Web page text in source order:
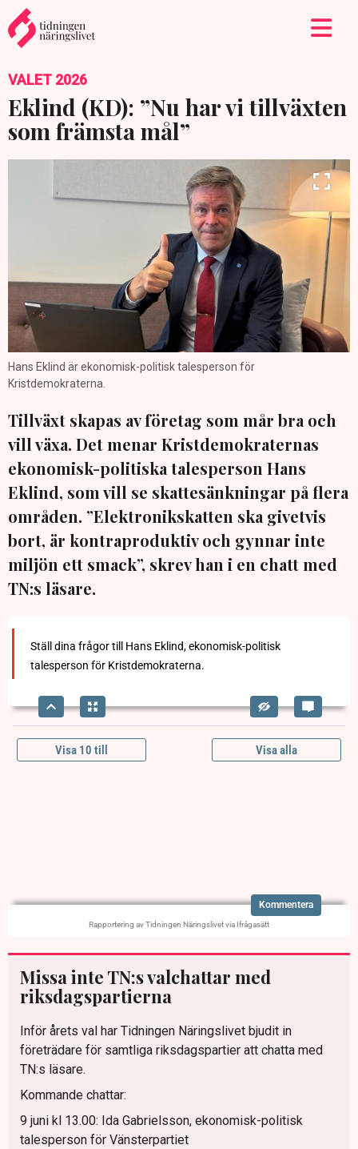
VALET 2026
Eklind (KD): ”Nu har vi tillväxten
som främsta mål”
Hans Eklind är ekonomisk-politisk talesperson för
Kristdemokraterna.
Tillväxt skapas av företag som mår bra och
vill växa. Det menar Kristdemokraternas
ekonomisk-politiska talesperson Hans
Eklind, som vill se skattesänkningar på flera
områden. ”Elektronikskatten ska givetvis
bort, är kontraproduktiv och gynnar inte
miljön ett smack”, skrev han i en chatt med
TN:s läsare.
Missa inte TN:s valchattar med
riksdagspartierna
Inför årets val har Tidningen Näringslivet bjudit in
företrädare för samtliga riksdagspartier att chatta med
TN:s läsare.
Kommande chattar:
9 juni kl 13.00: Ida Gabrielsson, ekonomisk-politisk
talesperson för Vänsterpartiet